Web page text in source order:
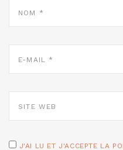
MAIL
WEB
J'AI LU ET J'ACCEPTE LA